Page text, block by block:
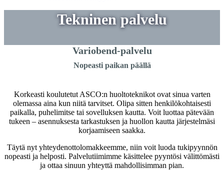
Tekninen palvelu
Variobend-palvelu
Nopeasti paikan päällä
Korkeasti koulutetut ASCO:n huoltoteknikot ovat sinua varten
olemassa aina kun niitä tarvitset. Olipa sitten henkilökohtaisesti
paikalla, puhelimitse tai sovelluksen kautta. Voit luottaa pätevään
tukeen – asennuksesta tarkastuksen ja huollon kautta järjestelmäsi
korjaamiseen saakka.
Täytä nyt yhteydenottolomakkeemme, niin voit luoda tukipyynnön
nopeasti ja helposti. Palvelutiimimme käsittelee pyyntösi välittömästi
ja ottaa sinuun yhteyttä mahdollisimman pian.